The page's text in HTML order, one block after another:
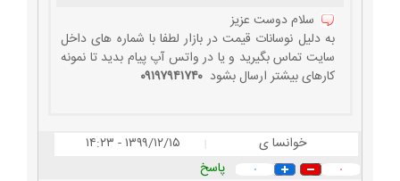
سلام دوست عزیز
به دلیل نوسانات قیمت در بازار لطفا با شماره های داخل
سایت تماس بگیرید و یا در واتس آپ پیام بدید تا نمونه
کارهای بیشتر ارسال بشود۰۹۱۹۷۹۴۱۷۴۰
خوانسا ی | ۱۳۹۹/۱۲/۱۵ - ۱۴:۲۳
۰ ۰
پاسخ